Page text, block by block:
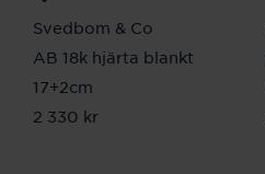
Svedbom & Co
AB 18k hjärta blankt
17+2cm
Pris:2 330 kr
2 330 kr